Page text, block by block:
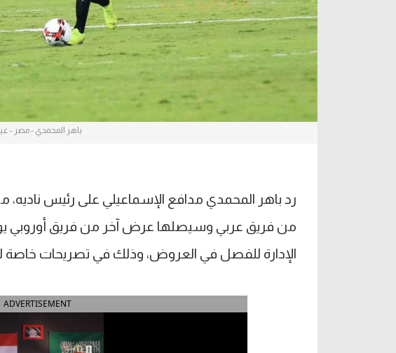
باهر المحمدي - مصر -
رد باهر المحمدي مدافع الإسماعيلي على رئيس ناديه،
من فريق عربي وسيصلها عرض آخر من فريق أوروبي يوم
الإدارة للفصل في العروض، وذلك في تصريحات خاصة
ADVERTISEMENT